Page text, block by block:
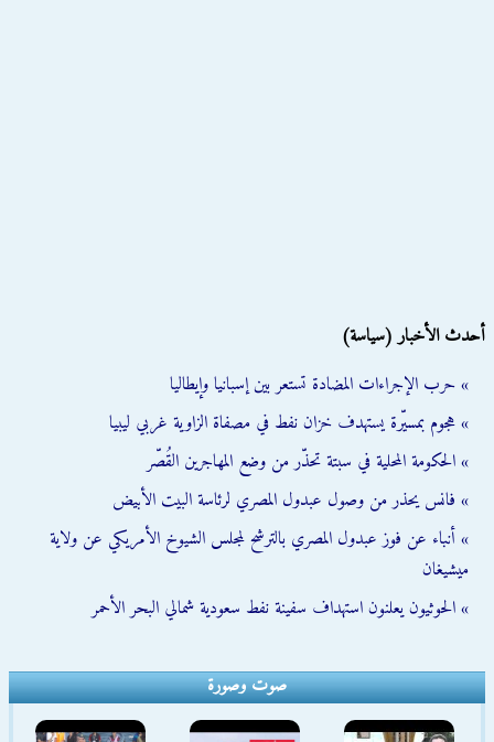
أحدث الأخبار (سياسة)
» حرب الإجراءات المضادة تستعر بين إسبانيا وإيطاليا
» هجوم بمسيّرة يستهدف خزان نفط في مصفاة الزاوية غربي ليبيا
» الحكومة المحلية في سبتة تحذّر من وضع المهاجرين القُصّر
» فانس يحذر من وصول عبدول المصري لرئاسة البيت الأبيض
» أنباء عن فوز عبدول المصري بالترشح لمجلس الشيوخ الأمريكي عن ولاية
ميشيغان
» الحوثيون يعلنون استهداف سفينة نفط سعودية شمالي البحر الأحمر
صوت وصورة